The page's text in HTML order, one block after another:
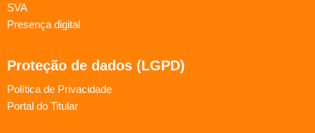
SVA
Presença digital
Proteção de dados (LGPD)
Política de Privacidade
Portal do Titular